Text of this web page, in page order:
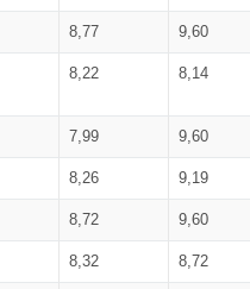
8,77 9,60
8,22 8,14
7,99 9,60
8,26 9,19
8,72 9,60
8,32 8,72